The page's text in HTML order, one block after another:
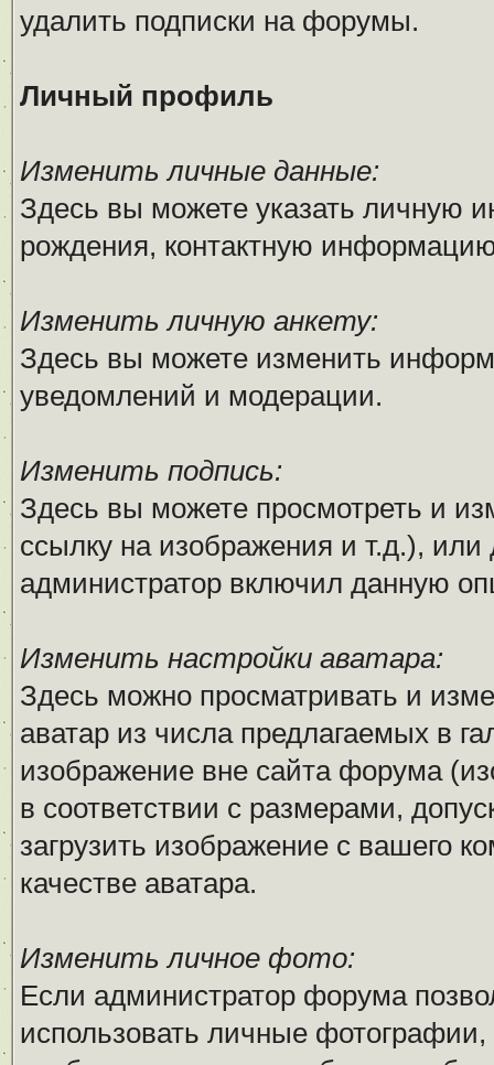
удалить подписки на форумы.
Личный профиль
Изменить личные данные:
Здесь вы можете указать личную
рождения, контактную
Изменить личную анкету:
Здесь вы можете изменить
уведомлений и модерации.
Изменить подпись:
Здесь вы можете просмотреть и
ссылку на изображения и т.д.),
администратор включил данную
Изменить настройки аватара:
Здесь можно просматривать и
аватар из числа предлагаемых в
изображение вне сайта форума
в соответствии с размерами,
загрузить изображение с вашего
качестве аватара.
Изменить личное фото:
Если администратор форума
использовать личные